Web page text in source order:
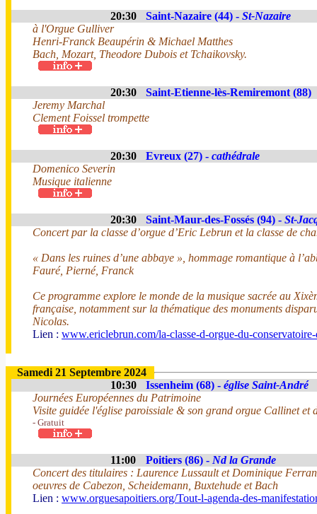
20:30 Saint-Nazaire (44) - St-Nazaire
à l'Orgue Gulliver
Henri-Franck Beaupérin & Michael Matthes
Bach, Mozart, Theodore Dubois et Tchaikovsky.
20:30
Saint-Etienne-lès-Remiremont (88)
Jeremy Marchal
Clement Foissel trompette
20:30 Evreux (27) - cathédrale
Domenico Severin
Musique italienne
20:30 Saint-Maur-des-Fossés (94) - St-
Concert par la classe d’orgue d’Eric Lebrun et la classe de
« Dans les ruines d’une abbaye », hommage romantique à
Fauré, Pierné, Franck
Ce programme explore le monde de la musique sacrée au
française, notamment sur la thématique des monuments
Nicolas.
Lien : www.ericlebrun.com/la-classe-d-orgue-du-
Samedi 21 Septembre 2024
10:30
Issenheim (68) - église Saint-André
Journées Européennes du Patrimoine
Visite guidée l'église paroissiale & son grand orgue Callinet et
- Gratuit
11:00 Poitiers (86) - Nd la Grande
Concert des titulaires : Laurence Lussault et Dominique Ferran
oeuvres de Cabezon, Scheidemann, Buxtehude et Bach
Lien : www.orguesapoitiers.org/Tout-l-agenda-des-